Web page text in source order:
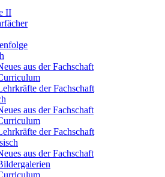
II
aus der Fachschaft
der Fachschaft
aus der Fachschaft
der Fachschaft
aus der Fachschaft